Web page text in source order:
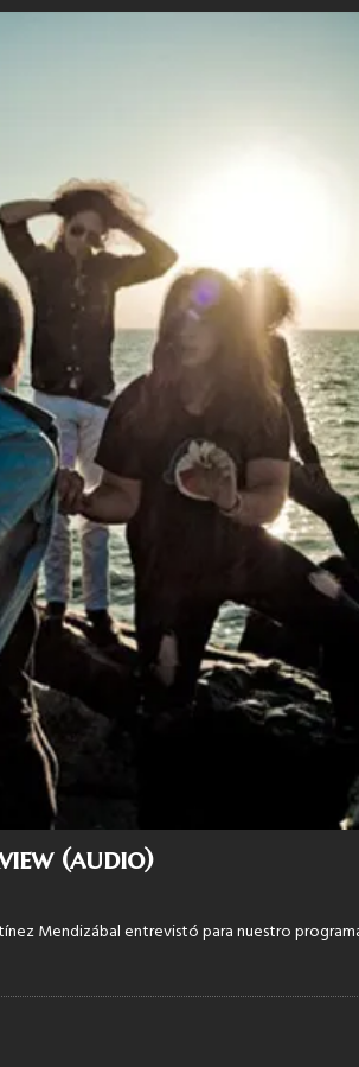
(audio)
Mendizábal entrevistó para nuestro